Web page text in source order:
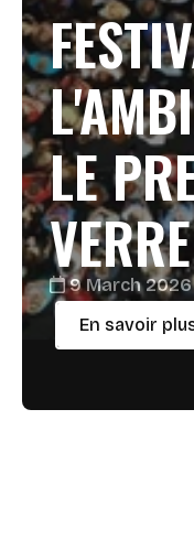
LE
VERRE
9 March 2026
En savoir